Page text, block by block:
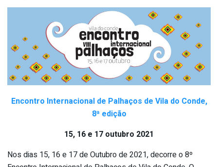
Encontro Internacional de Palhaços de Vila do Conde,
8ª edição
15, 16 e 17 outubro 2021
Nos dias 15, 16 e 17 de Outubro de 2021, decorre o 8º